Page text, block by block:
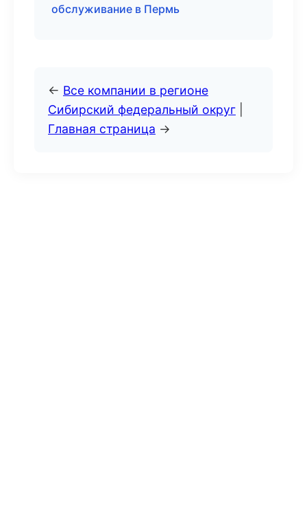
обслуживание в Пермь
← Все компании в регионе
Сибирский федеральный округ
Главная страница →